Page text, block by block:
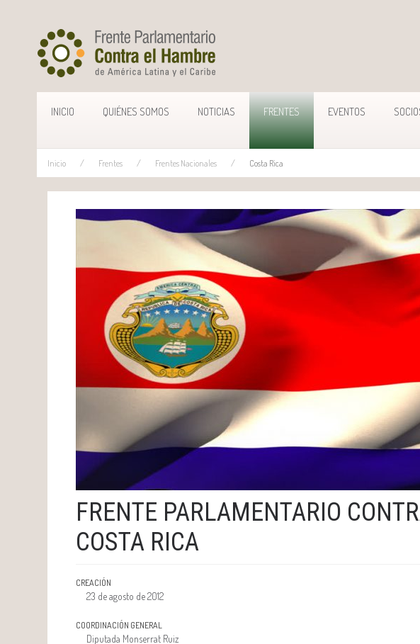
INICIO QUIÉNES SOMOS NOTICIAS FRENTES EVENTOS
Inicio Frentes Frentes Nacionales Costa Rica
FRENTE PARLAMENTARIO
COSTA RICA
CREACIÓN
23 de agosto de 2012
COORDINACIÓN GENERAL
Diputada Monserrat Ruiz